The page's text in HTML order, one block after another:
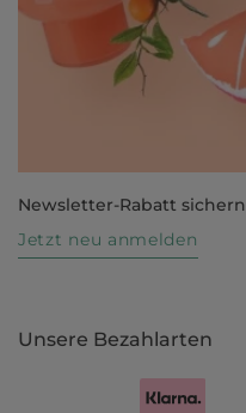
Newsletter-Rabatt sichern
Jetzt neu anmelden
Unsere Bezahlarten